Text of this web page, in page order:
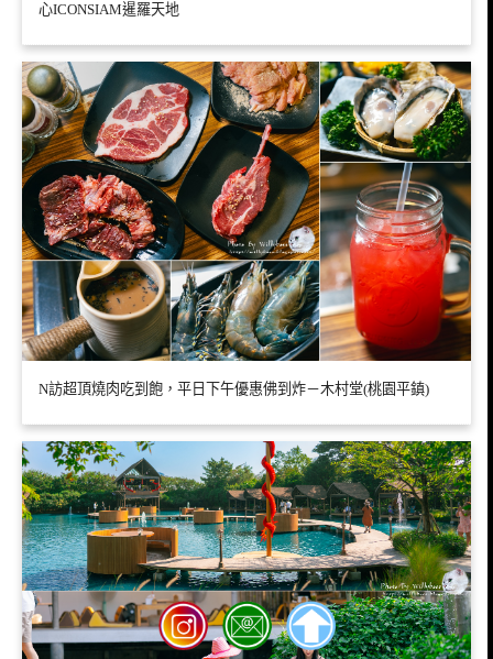
心ICONSIAM暹羅天地
N訪超頂燒肉吃到飽，平日下午優惠佛到炸－木村堂(桃園平鎮)